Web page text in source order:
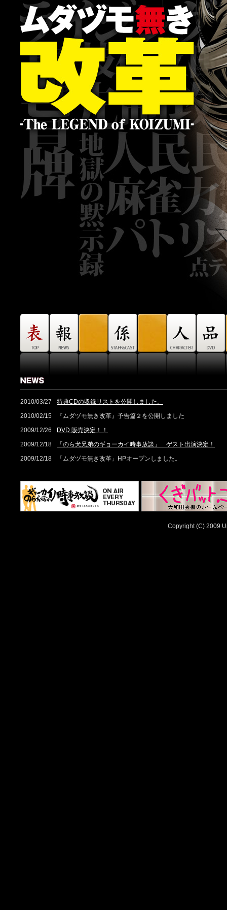
2010/03/27
特典CDの収録リストを公開しました。
2010/02/15
『ムダヅモ無き改革』予告篇２を公開しました
2009/12/26
DVD 販売決定！！
2009/12/18
「のら犬兄弟のギョーカイ時事放談」 ゲスト出演決定！
2009/12/18
「ムダヅモ無き改革」HPオープンしました。
Copyright (C) 2009